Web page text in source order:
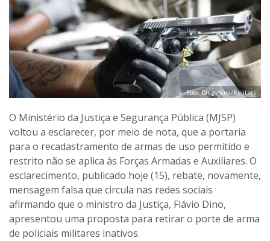
Foto: Diego Vara/Reuters
O Ministério da Justiça e Segurança Pública (MJSP)
voltou a esclarecer, por meio de nota, que a portaria
para o recadastramento de armas de uso permitido e
restrito não se aplica às Forças Armadas e Auxiliares. O
esclarecimento, publicado hoje (15), rebate, novamente,
mensagem falsa que circula nas redes sociais
afirmando que o ministro da Justiça, Flávio Dino,
apresentou uma proposta para retirar o porte de arma
de policiais militares inativos.